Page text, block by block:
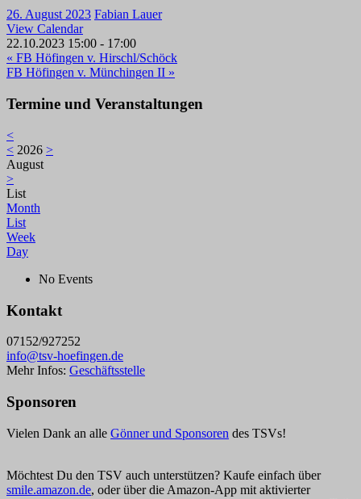
26. August 2023 Fabian Lauer
View Calendar
22.10.2023 15:00 - 17:00
Beitragsnavigation
« FB Höfingen v. Hirschl/Schöck
FB Höfingen v. Münchingen II »
Termine und Veranstaltungen
<
< 2026 >
August
>
List
Month
List
Week
Day
No Events
Kontakt
07152/927252
info@tsv-hoefingen.de
Mehr Infos: Geschäftsstelle
Sponsoren
Vielen Dank an alle Gönner und Sponsoren des TSVs!
Möchtest Du den TSV auch unterstützen? Kaufe einfach über
smile.amazon.de, oder über die Amazon-App mit aktivierter